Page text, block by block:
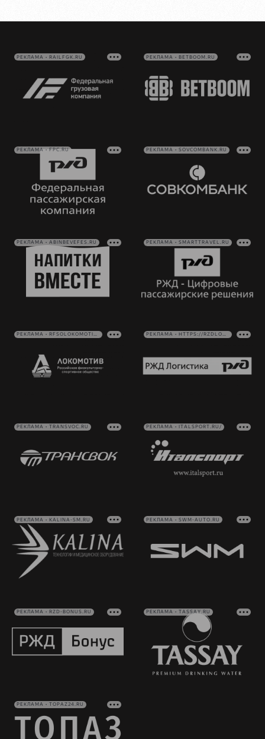
РЕКЛАМА • RAILFGK.RU РЕКЛАМА • BETBOOM.RU
РЕКЛАМА • FPC.RU РЕКЛАМА • SOVCOMBANK.RU
РЕКЛАМА • ABINBEVEFES.RU РЕКЛАМА • SMARTTRAVEL.RU
РЕКЛАМА • RFSOLOKOMOTIV.RU РЕКЛАМА • HTTPS://RZDLOG.RU/
РЕКЛАМА • TRANSVOC.RU РЕКЛАМА • ITALSPORT.RU/
РЕКЛАМА • KALINA-SM.RU РЕКЛАМА • SWM-AUTO.RU
РЕКЛАМА • RZD-BONUS.RU РЕКЛАМА • TASSAY.RU
РЕКЛАМА • TOPAZ24.RU